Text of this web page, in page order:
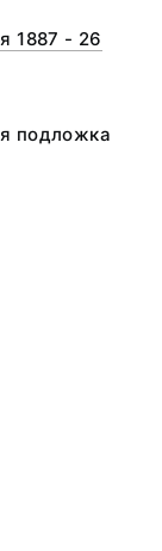
1887 - 26
подложка